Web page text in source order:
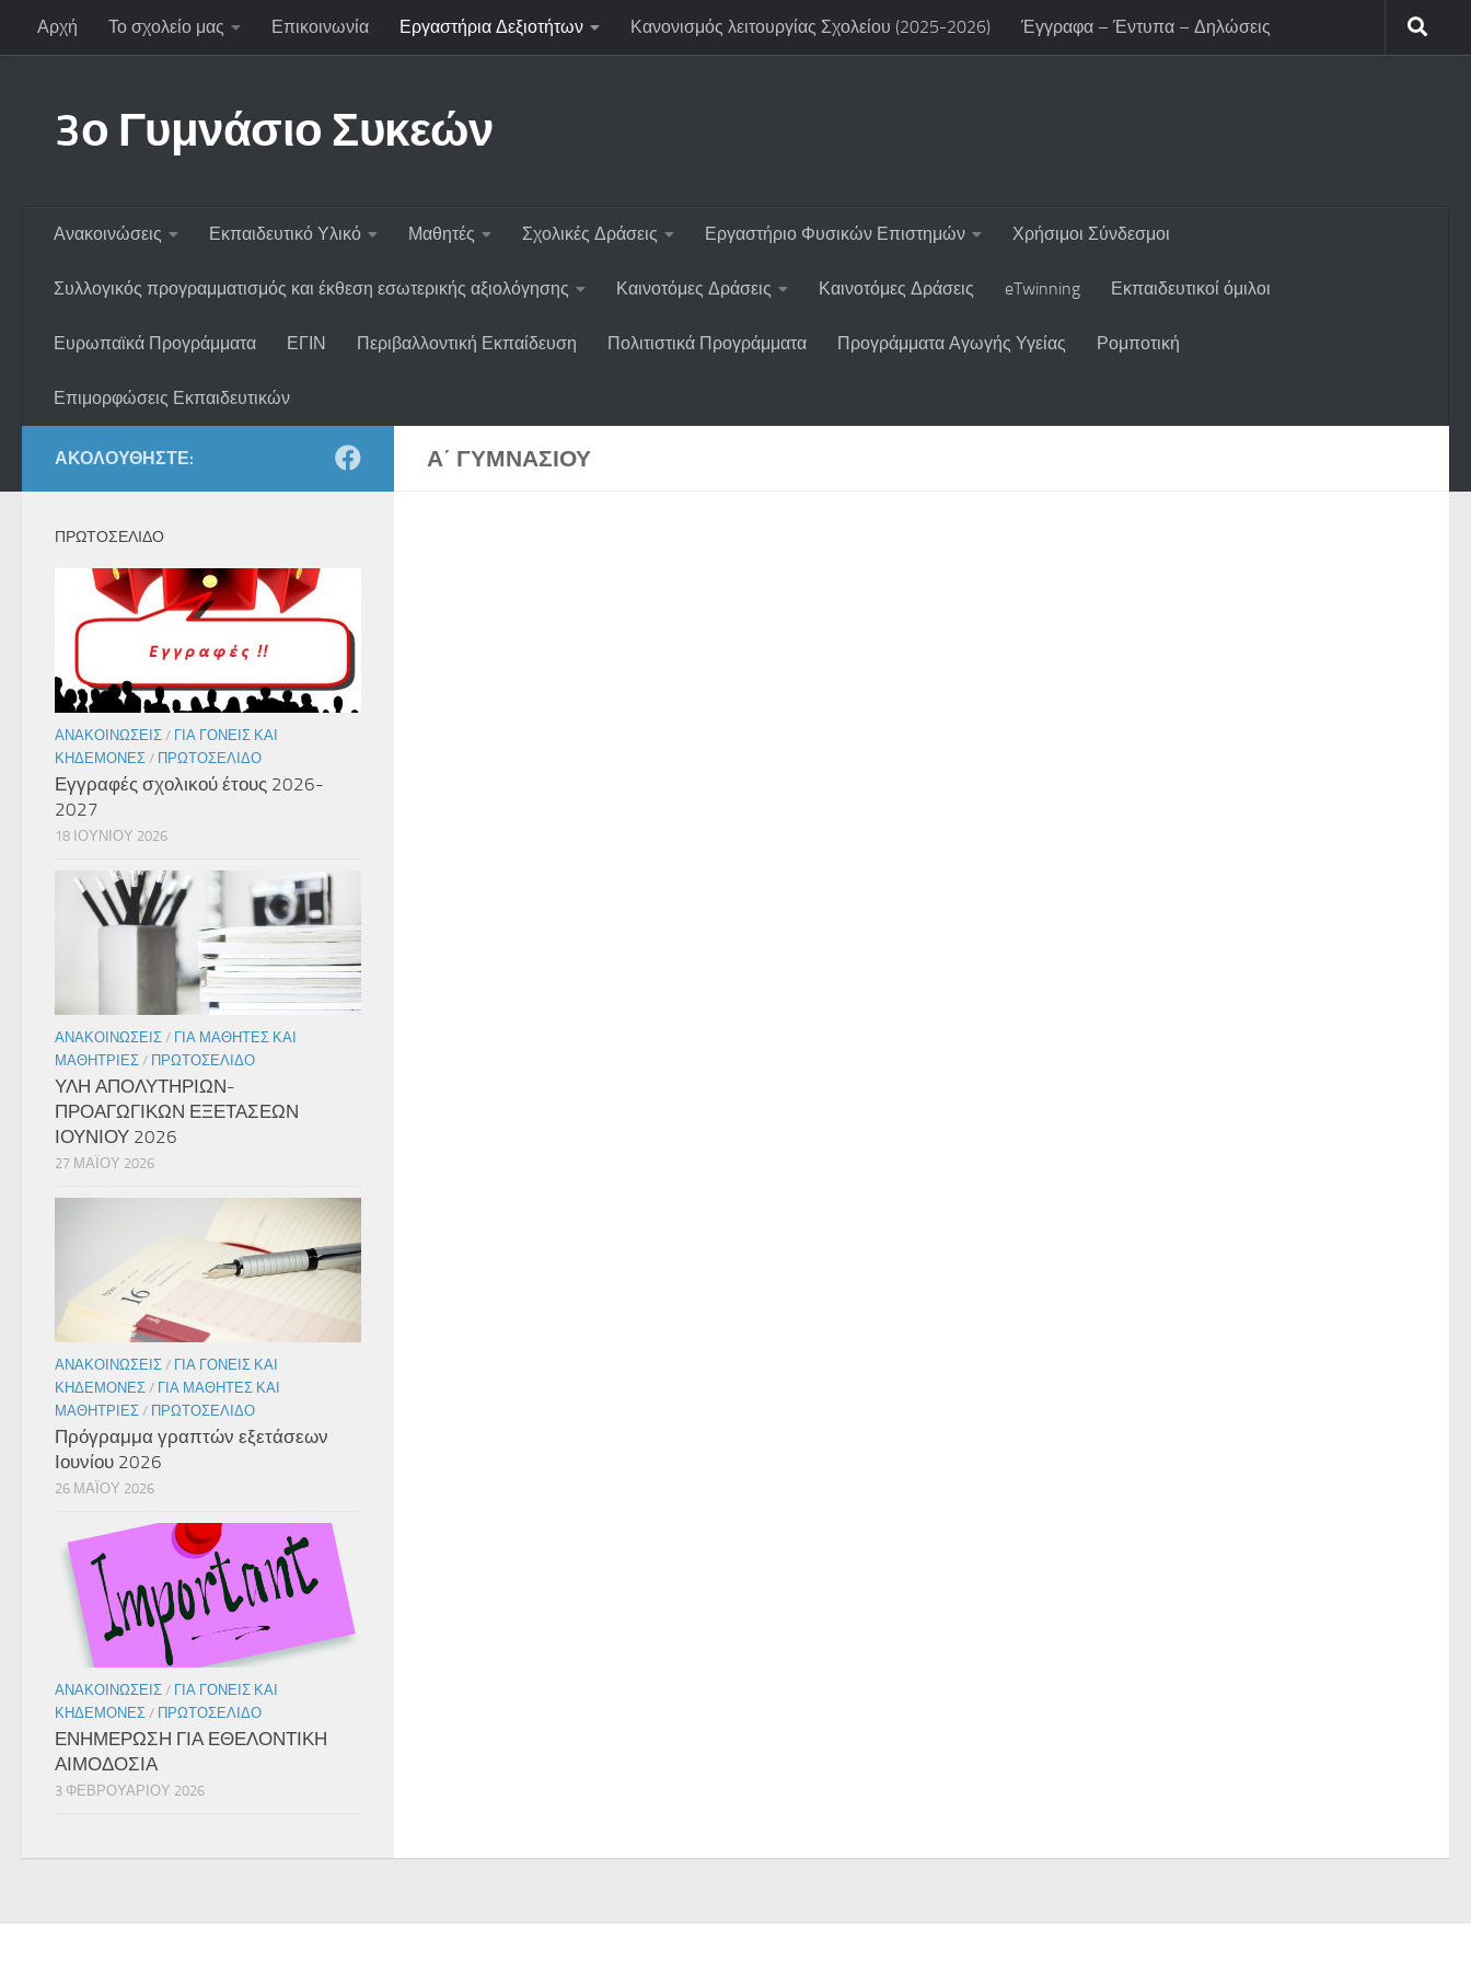
Skip to content
Αρχή Το σχολείο μας Επικοινωνία Εργαστήρια Δεξιοτήτων Κανονισμός λειτουργίας Σχολείου (2025-2026) Έγγραφα – Έντυπα – Δηλώσεις
3ο Γυμνάσιο Συκεών
Ανακοινώσεις Εκπαιδευτικό Υλικό Μαθητές Σχολικές Δράσεις Εργαστήριο Φυσικών Επιστημών Χρήσιμοι Σύνδεσμοι
Συλλογικός προγραμματισμός και έκθεση εσωτερικής αξιολόγησης Καινοτόμες Δράσεις Καινοτόμες Δράσεις eTwinning Εκπαιδευτικοί όμιλοι
Ευρωπαϊκά Προγράμματα ΕΓΙΝ Περιβαλλοντική Εκπαίδευση Πολιτιστικά Προγράμματα Προγράμματα Αγωγής Υγείας Ρομποτική
Επιμορφώσεις Εκπαιδευτικών
Α΄ ΓΥΜΝΑΣΊΟΥ
ΑΚΟΛΟΥΘΉΣΤΕ:
ΠΡΩΤΟΣΕΛΙΔΟ
ΑΝΑΚΟΙΝΏΣΕΙΣ / ΓΙΑ ΓΟΝΕΊΣ ΚΑΙ
ΚΗΔΕΜΌΝΕΣ / ΠΡΩΤΟΣΈΛΙΔΟ
Εγγραφές σχολικού έτους 2026-
2027
18 ΙΟΥΝΊΟΥ 2026
ΑΝΑΚΟΙΝΏΣΕΙΣ / ΓΙΑ ΜΑΘΗΤΈΣ ΚΑΙ
ΜΑΘΉΤΡΙΕΣ / ΠΡΩΤΟΣΈΛΙΔΟ
ΥΛΗ ΑΠΟΛΥΤΗΡΙΩΝ-
ΠΡΟΑΓΩΓΙΚΩΝ ΕΞΕΤΑΣΕΩΝ
ΙΟΥΝΙΟΥ 2026
27 ΜΑΪ́ΟΥ 2026
ΑΝΑΚΟΙΝΏΣΕΙΣ / ΓΙΑ ΓΟΝΕΊΣ ΚΑΙ
ΚΗΔΕΜΌΝΕΣ / ΓΙΑ ΜΑΘΗΤΈΣ ΚΑΙ
ΜΑΘΉΤΡΙΕΣ / ΠΡΩΤΟΣΈΛΙΔΟ
Πρόγραμμα γραπτών εξετάσεων
Ιουνίου 2026
26 ΜΑΪ́ΟΥ 2026
ΑΝΑΚΟΙΝΏΣΕΙΣ / ΓΙΑ ΓΟΝΕΊΣ ΚΑΙ
ΚΗΔΕΜΌΝΕΣ / ΠΡΩΤΟΣΈΛΙΔΟ
ΕΝΗΜΕΡΩΣΗ ΓΙΑ ΕΘΕΛΟΝΤΙΚΗ
ΑΙΜΟΔΟΣΙΑ
3 ΦΕΒΡΟΥΑΡΊΟΥ 2026